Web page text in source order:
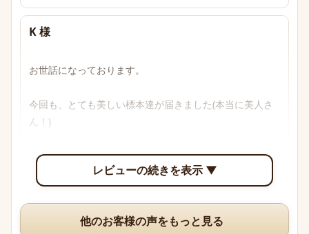
K 様
お世話になっております。
今回も、とても美しい標本達が届きました(本当に美人さ
ん！)
透明感のあるブルーからパープル、多色性がはっきり確認
できて眺めていて楽しいです。
いつも、丁寧な梱包や手書きのメッセージ、そして素敵な
オマケまでありがとうございますm(*_ _)m
レビューの続きを表示 ▼
他のお客様の声をもっと見る